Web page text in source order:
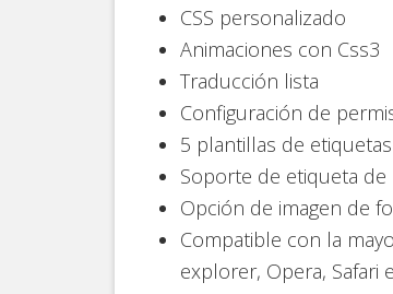
CSS personalizado
Animaciones con Css3
Traducción lista
Configuración de
5 plantillas de
Soporte de etiqueta de
Opción de imagen de
Compatible con la
explorer, Opera, Safari